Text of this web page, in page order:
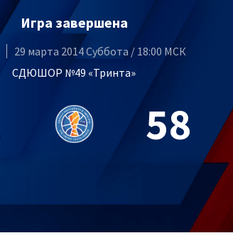
Игра завершена
29 марта 2014 Суббота / 18:00 МСК
СДЮШОР №49 «Тринта»
58